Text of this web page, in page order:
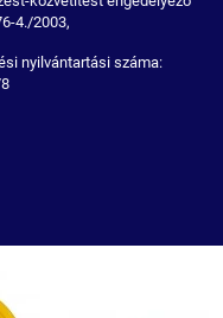
4./2003,
nyilvántartási száma: